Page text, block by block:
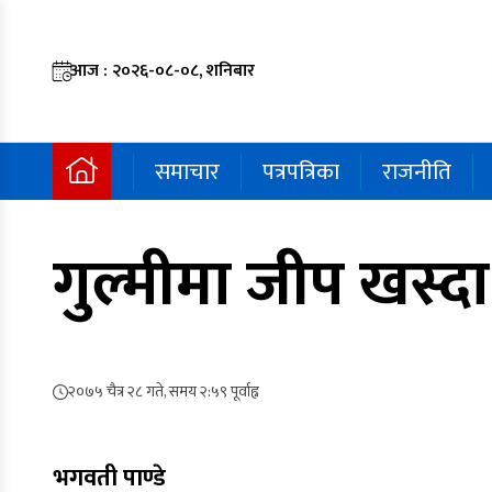
आज : २०२६-०८-०८, शनिबार
समाचार पत्रपत्रिका राजनीति
गुल्मीमा जीप
२०७५ चैत्र २८ गते, समय २:५९ पूर्वाह्न
भगवती पाण्डे